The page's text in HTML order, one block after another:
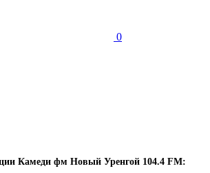
0
Камеди фм Новый Уренгой 104.4 FM: